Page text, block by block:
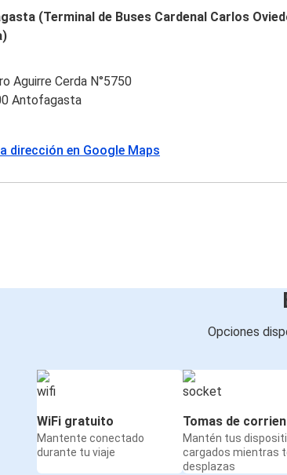
(Terminal de Buses Cardenal Carlos
Aguirre Cerda N°5750
Antofagasta
dirección en Google Maps
Opciones
WiFi gratuito
Mantente conectado
durante tu viaje
Tomas de
Mantén tus
cargados mientras
desplazas